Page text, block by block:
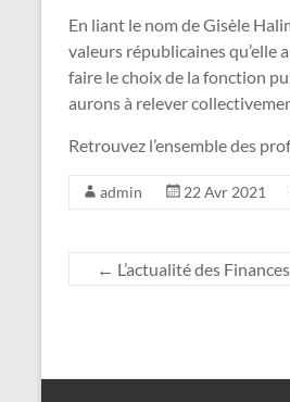
En liant le nom de Gisèle
valeurs républicaines qu’elle
faire le choix de la fonction
aurons à relever
Retrouvez l’ensemble des
admin 22 Avr 2021
← L’actualité des